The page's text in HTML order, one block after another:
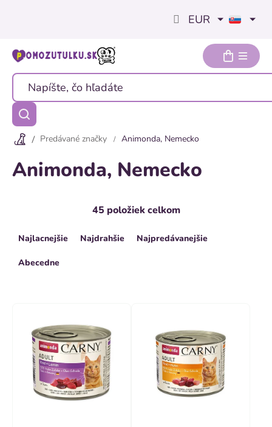
EUR
Predávané značky Animonda, Nemecko
Animonda, Nemecko
a
d
Najlacnejšie Najdrahšie Najpredávanejšie
Abecedne
45 položiek celkom